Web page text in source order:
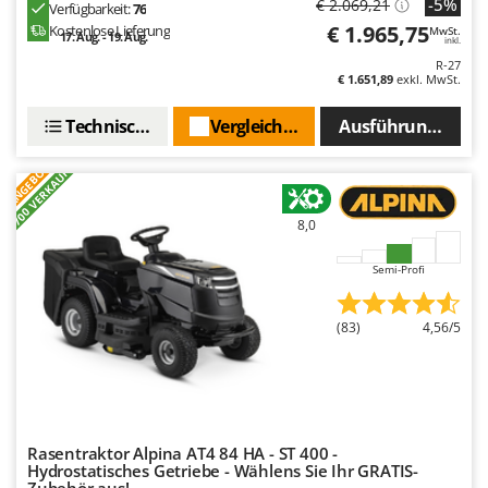
Spiralmac
Spring Protezione
Stocker
Tecla
TecnoGen
Tellarini Pompe
Titania
Verfügbarkeit:76
Kostenlose Lieferung
17. Aug. - 19. Aug.
€ 2.069,21
€ 1.965,75MwSt.
inkl.
R-27
€ 1.651,89 exkl. MwSt.
Ausführungen(4)
Vergleichen Sie
Technische Daten
ANGEBOT
+700 VERKAUFT 8,0
Semi-Profi
(83) 4,56/5
Rasentraktor Alpina AT4 84 HA - ST 400 -
Hydrostatisches Getriebe - Wählens Sie Ihr GRATIS-